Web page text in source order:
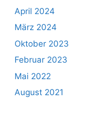
April 2024
März 2024
Oktober 2023
Februar 2023
Mai 2022
August 2021